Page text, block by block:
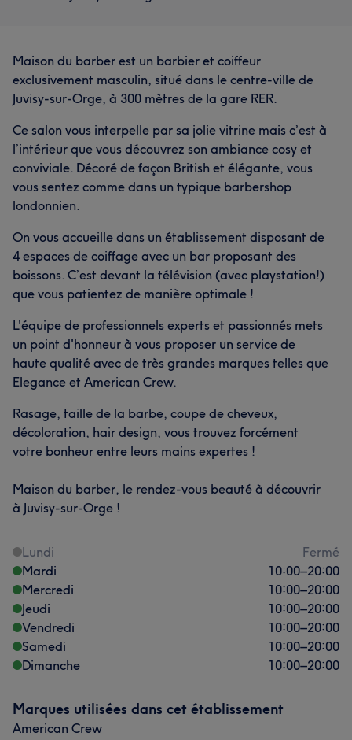
Maison du barber est un barbier et coiffeur
exclusivement masculin, situé dans le centre-ville de
Juvisy-sur-Orge, à 300 mètres de la gare RER.
Ce salon vous interpelle par sa jolie vitrine mais c’est à
l’intérieur que vous découvrez son ambiance cosy et
conviviale. Décoré de façon British et élégante, vous
vous sentez comme dans un typique barbershop
londonnien.
On vous accueille dans un établissement disposant de
4 espaces de coiffage avec un bar proposant des
boissons. C’est devant la télévision (avec playstation!)
que vous patientez de manière optimale !
L'équipe de professionnels experts et passionnés mets
un point d'honneur à vous proposer un service de
haute qualité avec de très grandes marques telles que
Elegance et American Crew.
Rasage, taille de la barbe, coupe de cheveux,
décoloration, hair design, vous trouvez forcément
votre bonheur entre leurs mains expertes !
Maison du barber, le rendez-vous beauté à découvrir
à Juvisy-sur-Orge !
Lundi
Fermé
Mardi
10:00–20:00
Mercredi
10:00–20:00
Jeudi
10:00–20:00
Vendredi
10:00–20:00
Samedi
10:00–20:00
Dimanche
10:00–20:00
Marques utilisées dans cet établissement
American Crew